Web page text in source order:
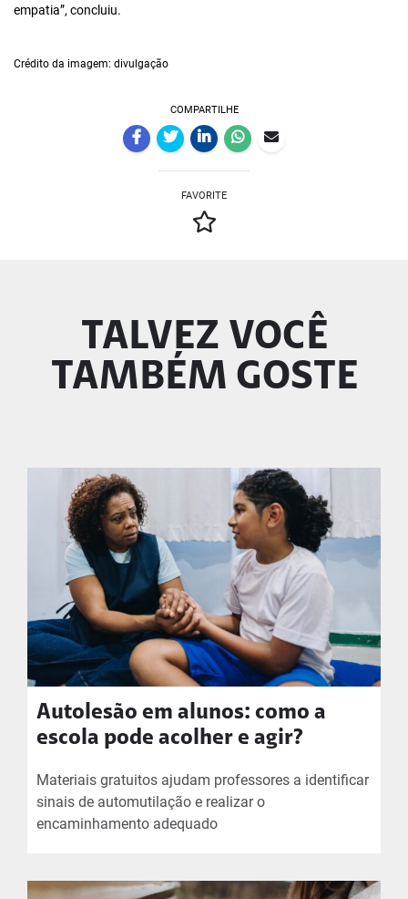
empatia”, concluiu.
Crédito da imagem: divulgação
COMPARTILHE
FAVORITE
TALVEZ VOCÊ
TAMBÉM GOSTE
Autolesão em alunos: como a
escola pode acolher e agir?
Materiais gratuitos ajudam professores a identificar
sinais de automutilação e realizar o
encaminhamento adequado